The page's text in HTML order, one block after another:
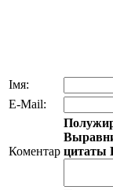
Імя:
E-Mail:
Коментар цитаты